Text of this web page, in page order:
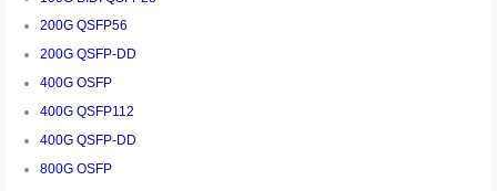
200G QSFP56
200G QSFP-DD
400G OSFP
400G QSFP112
400G QSFP-DD
800G OSFP